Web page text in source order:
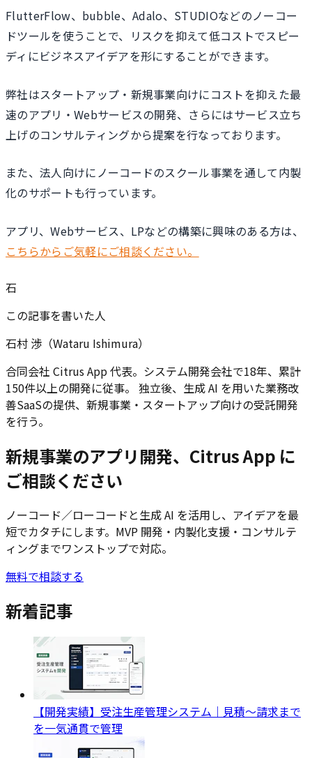
FlutterFlow、bubble、Adalo、STUDIOなどのノーコー
ドツールを使うことで、リスクを抑えて低コストでスピー
ディにビジネスアイデアを形にすることができます。
弊社はスタートアップ・新規事業向けにコストを抑えた最
速のアプリ・Webサービスの開発、さらにはサービス立ち
上げのコンサルティングから提案を行なっております。
また、法人向けにノーコードのスクール事業を通して内製
化のサポートも行っています。
アプリ、Webサービス、LPなどの構築に興味のある方は、
こちらからご気軽にご相談ください。
石
この記事を書いた人
石村 渉（Wataru Ishimura）
合同会社 Citrus App 代表。システム開発会社で18年、累計
150件以上の開発に従事。 独立後、生成 AI を用いた業務改
善SaaSの提供、新規事業・スタートアップ向けの受託開発
を行う。
新規事業のアプリ開発、Citrus App に
ご相談ください
ノーコード／ローコードと生成 AI を活用し、アイデアを最
短でカタチにします。MVP 開発・内製化支援・コンサルテ
ィングまでワンストップで対応。
無料で相談する
新着記事
【開発実績】受注生産管理システム｜見積〜請求まで
を一気通貫で管理